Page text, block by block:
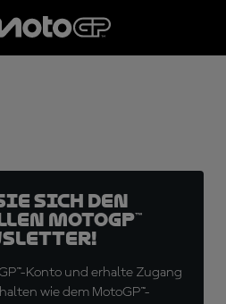
sich den
MotoGP™
Konto und erhalte Zugang
wie dem MotoGP™-